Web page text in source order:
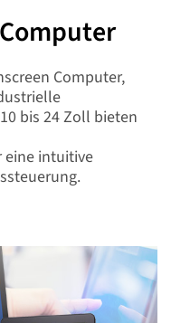
Computer,
bis 24 Zoll bieten
eine intuitive